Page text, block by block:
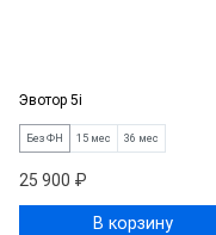
Эвотор 5i
Без ФН 15 мес 36 мес
25 900 ₽
В корзину